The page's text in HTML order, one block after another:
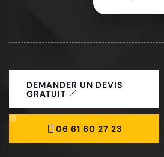
DEMANDER UN DEVIS
GRATUIT
06 61 60 27 23